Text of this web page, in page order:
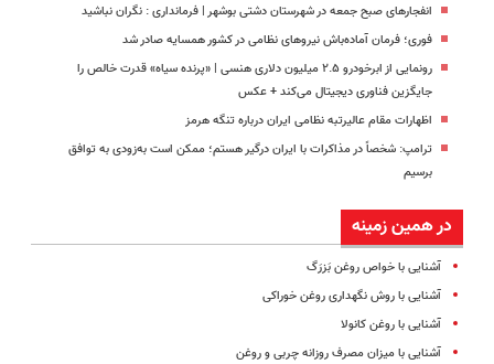
انفجارهای صبح جمعه در شهرستان دشتی بوشهر | فرمانداری : نگران نباشید
فوری؛ فرمان آماده‌باش نیروهای نظامی در کشور همسایه صادر شد
رونمایی از ابرخودرو ۲.۵ میلیون دلاری هنسی | «پرنده سیاه» قدرت خالص را
جایگزین فناوری دیجیتال می‌کند + عکس
اظهارات مقام عالیرتبه نظامی ایران درباره تنگه هرمز
ترامپ: شخصاً در مذاکرات با ایران درگیر هستم؛ ممکن است به‌زودی به توافق
برسیم
در همین زمینه
آشنایی با خواص روغن بَزرَگ
آشنایی با روش نگهداری روغن خوراکی
آشنایی با روغن کانولا
آشنایی با میزان مصرف روزانه چربی و روغن